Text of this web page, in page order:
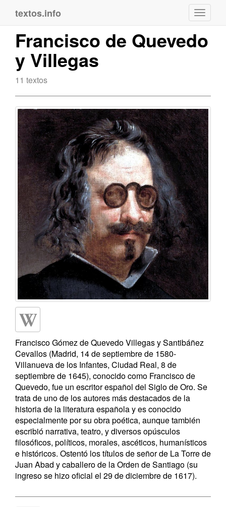
textos.info
Francisco de Quevedo
y Villegas
11 textos
Francisco Gómez de Quevedo Villegas y Santibáñez
Cevallos (Madrid, 14 de septiembre de 1580​-
Villanueva de los Infantes, Ciudad Real, 8 de
septiembre de 1645), conocido como Francisco de
Quevedo, fue un escritor español del Siglo de Oro. Se
trata de uno de los autores más destacados de la
historia de la literatura española y es conocido
especialmente por su obra poética, aunque también
escribió narrativa, teatro, y diversos opúsculos
filosóficos, políticos, morales, ascéticos, humanísticos
e históricos. Ostentó los títulos de señor de La Torre de
Juan Abad y caballero de la Orden de Santiago (su
ingreso se hizo oficial el 29 de diciembre de 1617).